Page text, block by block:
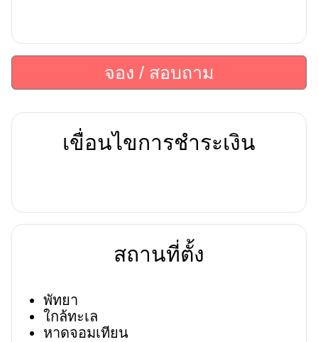
จอง / สอบถาม
เขื่อนไขการชำระเงิน
สถานที่ตั้ง
พัทยา
ใกล้ทะเล
หาดจอมเทียน